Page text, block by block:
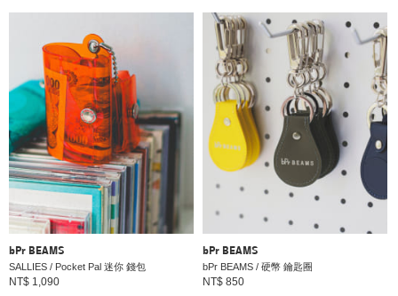
bPr BEAMS
SALLIES / Pocket Pal 迷你 錢包
NT$ 1,090
bPr BEAMS
bPr BEAMS / 硬幣 鑰匙圈
NT$ 850